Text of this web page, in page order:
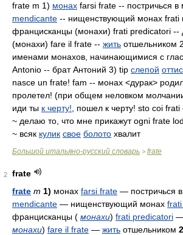
frate m 1) монах farsi frate -- постричься
mendicante -- нищенствующий монах frati
францисканцы (монахи) frati predicatori --
(монахи) fare il frate -- жить отшельником
именами монахов, начинающимися с
Antonio -- брат Антоний 3) tip слепой
nasce un frate! fam -- монах <дурак>
пролетел! (при общем неловком
иди ты к черту! , пошел к черту! sto coi
~ делаю то, что мне прикажут ogni frate
~ всяк кулик свое болото хвалит
Большой итальяно-русский словарь > frate
2
frate
frate m 1) монах farsi frate — постричься
mendicante — нищенствующий монах
францисканцы ( монахи) frati predicatori —
монахи) fare il frate — жить отшельником